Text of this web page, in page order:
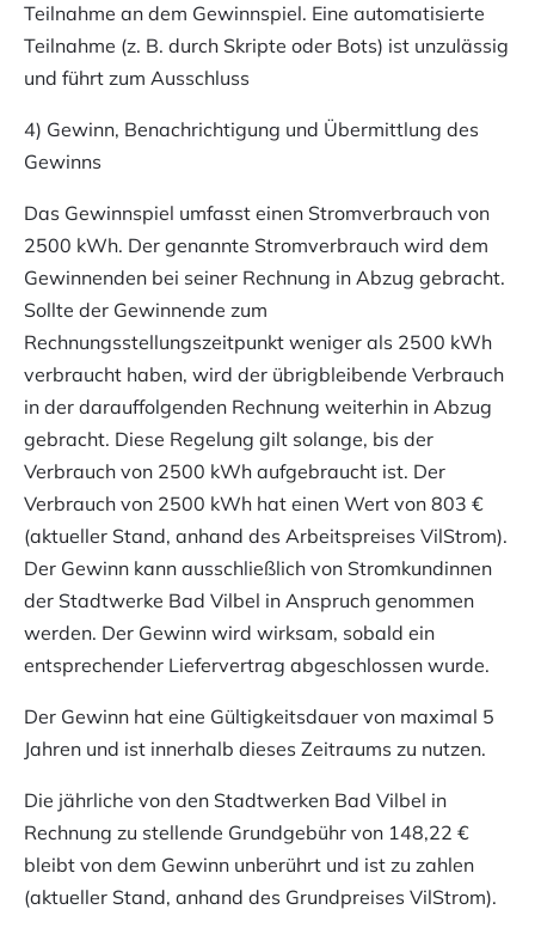
Teilnahme an dem Gewinnspiel. Eine automatisierte
Teilnahme (z. B. durch Skripte oder Bots) ist unzulässig
und führt zum Ausschluss
4) Gewinn, Benachrichtigung und Übermittlung des
Gewinns
Das Gewinnspiel umfasst einen Stromverbrauch von
2500 kWh. Der genannte Stromverbrauch wird dem
Gewinnenden bei seiner Rechnung in Abzug gebracht.
Sollte der Gewinnende zum
Rechnungsstellungszeitpunkt weniger als 2500 kWh
verbraucht haben, wird der übrigbleibende Verbrauch
in der darauffolgenden Rechnung weiterhin in Abzug
gebracht. Diese Regelung gilt solange, bis der
Verbrauch von 2500 kWh aufgebraucht ist. Der
Verbrauch von 2500 kWh hat einen Wert von 803 €
(aktueller Stand, anhand des Arbeitspreises VilStrom).
Der Gewinn kann ausschließlich von Stromkundinnen
der Stadtwerke Bad Vilbel in Anspruch genommen
werden. Der Gewinn wird wirksam, sobald ein
entsprechender Liefervertrag abgeschlossen wurde.
Der Gewinn hat eine Gültigkeitsdauer von maximal 5
Jahren und ist innerhalb dieses Zeitraums zu nutzen.
Die jährliche von den Stadtwerken Bad Vilbel in
Rechnung zu stellende Grundgebühr von 148,22 €
bleibt von dem Gewinn unberührt und ist zu zahlen
(aktueller Stand, anhand des Grundpreises VilStrom).